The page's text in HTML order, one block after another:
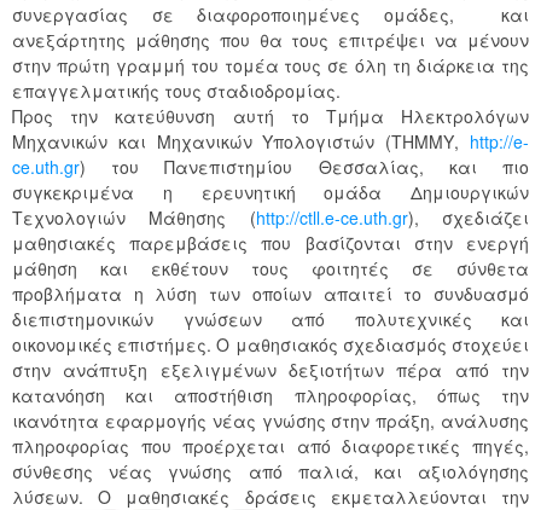
συνεργασίας σε διαφοροποιημένες ομάδες, και
ανεξάρτητης μάθησης που θα τους επιτρέψει να μένουν
στην πρώτη γραμμή του τομέα τους σε όλη τη διάρκεια της
επαγγελματικής τους σταδιοδρομίας.
Προς την κατεύθυνση αυτή το Τμήμα Ηλεκτρολόγων
Μηχανικών και Μηχανικών Υπολογιστών (ΤΗΜΜΥ, http://e-
ce.uth.gr) του Πανεπιστημίου Θεσσαλίας, και πιο
συγκεκριμένα η ερευνητική ομάδα Δημιουργικών
Τεχνολογιών Μάθησης (http://ctll.e-ce.uth.gr), σχεδιάζει
μαθησιακές παρεμβάσεις που βασίζονται στην ενεργή
μάθηση και εκθέτουν τους φοιτητές σε σύνθετα
προβλήματα η λύση των οποίων απαιτεί το συνδυασμό
διεπιστημονικών γνώσεων από πολυτεχνικές και
οικονομικές επιστήμες. Ο μαθησιακός σχεδιασμός στοχεύει
στην ανάπτυξη εξελιγμένων δεξιοτήτων πέρα από την
κατανόηση και αποστήθιση πληροφορίας, όπως την
ικανότητα εφαρμογής νέας γνώσης στην πράξη, ανάλυσης
πληροφορίας που προέρχεται από διαφορετικές πηγές,
σύνθεσης νέας γνώσης από παλιά, και αξιολόγησης
λύσεων. Ο μαθησιακές δράσεις εκμεταλλεύονται την